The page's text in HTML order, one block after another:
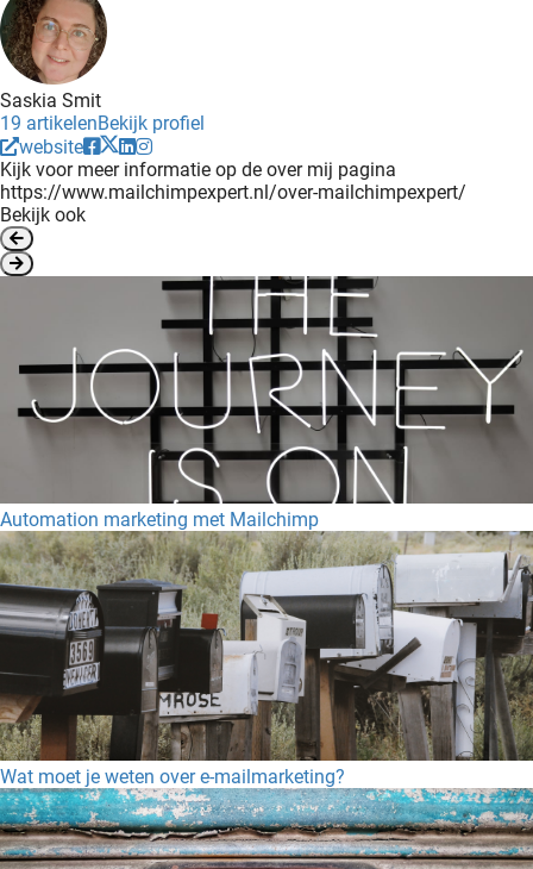
Saskia Smit
19 artikelenBekijk profiel
website
Kijk voor meer informatie op de over mij pagina
https://www.mailchimpexpert.nl/over-mailchimpexpert/
Bekijk ook
Automation marketing met Mailchimp
Wat moet je weten over e-mailmarketing?